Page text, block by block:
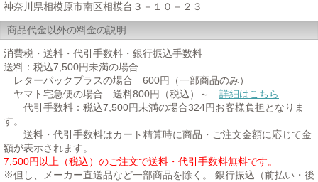
神奈川県相模原市南区相模台３－１０－２３
商品代金以外の料金の説明
消費税・送料・代引手数料・銀行振込手数料
送料：税込7,500円未満の場合
レターパックプラスの場合 600円（一部商品のみ）
ヤマト宅急便の場合 送料800円（税込）～ 詳細はこちら
代引手数料：税込7,500円未満の場合324円お客様負担となりま
す。
送料・代引手数料はカート精算時に商品・ご注文金額に応じて金
額が表示されます。
7,500円以上（税込）のご注文で送料・代引手数料無料です。
※但し、メーカー直送品など一部商品を除く。 銀行振込（前払い・後